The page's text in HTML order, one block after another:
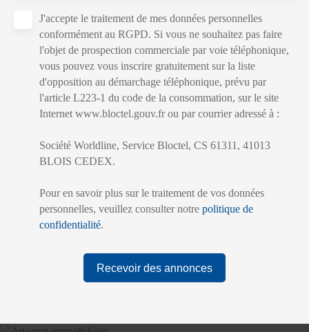
J'accepte le traitement de mes données personnelles
conformément au RGPD. Si vous ne souhaitez pas faire
l'objet de prospection commerciale par voie téléphonique,
vous pouvez vous inscrire gratuitement sur la liste
d'opposition au démarchage téléphonique, prévu par
l'article L223-1 du code de la consommation, sur le site
Internet www.bloctel.gouv.fr ou par courrier adressé à :
Société Worldline, Service Bloctel, CS 61311, 41013
BLOIS CEDEX.
Pour en savoir plus sur le traitement de vos données
personnelles, veuillez consulter notre politique de
confidentialité.
Recevoir des annonces